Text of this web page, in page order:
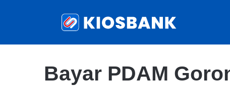
Bayar PDAM